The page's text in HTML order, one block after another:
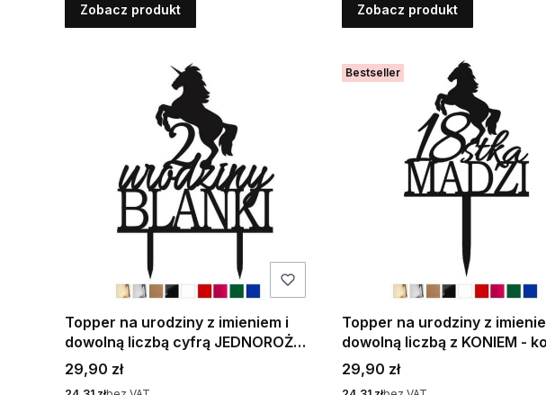
Zobacz produkt Zobacz produkt
Topper na urodziny z imieniem i
dowolną liczbą cyfrą JEDNOROŻEC
- kolory
Cena
29,90 zł
Bestseller
Topper na urodziny z
dowolną liczbą z KONIEM -
Cena
29,90 zł